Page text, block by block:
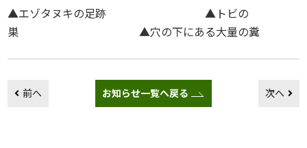
▲エゾタヌキの足跡 ▲トビの
巣 ▲穴の下にある大量の糞
前へ お知らせ一覧へ戻る 次へ